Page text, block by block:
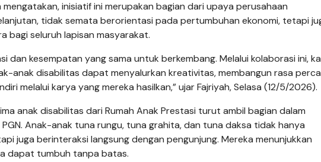
inisiatif ini merupakan bagian dari upaya perusahaan
tidak semata berorientasi pada pertumbuhan ekonomi, tetapi
bagi seluruh lapisan masyarakat.
dan kesempatan yang sama untuk berkembang. Melalui kolaborasi ini,
anak disabilitas dapat menyalurkan kreativitas, membangun rasa
melalui karya yang mereka hasilkan,” ujar Fajriyah, Selasa (12/5/2026).
anak disabilitas dari Rumah Anak Prestasi turut ambil bagian dalam
Anak-anak tuna rungu, tuna grahita, dan tuna daksa tidak hanya
juga berinteraksi langsung dengan pengunjung. Mereka menunjukkan
dapat tumbuh tanpa batas.